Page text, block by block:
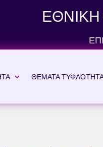
ΘΕΜΑΤΑ